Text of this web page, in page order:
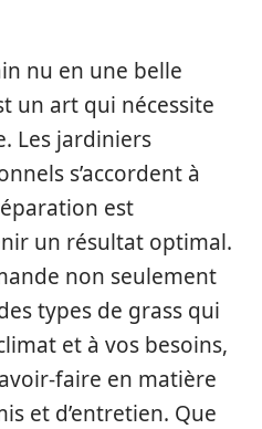
nu en une belle
un art qui nécessite
Les jardiniers
s’accordent à
est
un résultat optimal.
non seulement
types de grass qui
et à vos besoins,
faire en matière
et d’entretien. Que